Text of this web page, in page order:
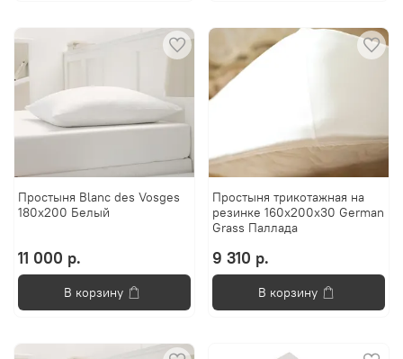
Простыня Blanc des Vosges
180x200 Белый
11 000 р.
В корзину
Простыня трикотажная на
резинке 160x200х30 German
Grass Паллада
9 310 р.
В корзину